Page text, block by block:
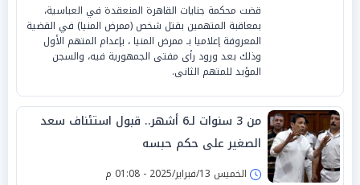
قضت محكمة جنايات القاهرة المنعقدة في العباسية،
بمعاقبة المتهمين بقتل شخص (ممرض المنيا) في القضية
المعروفة إعلاميا بـ ممرض المنيا ، بإعدام المتهم الأول
وذلك بعد ورود رأى مفتى الجمهورية فيه، والسجن
المؤبد للمتهم الثانى.
من 3 سنوات لـ6 أشهر.. قبول استئناف سعد
الصغير على حكم حبسه
الخميس 13/فبراير/2025 - 01:08 م